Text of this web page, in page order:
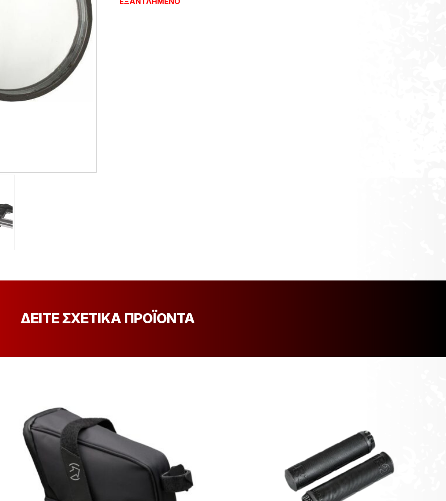
ΔΕΙΤΕ ΣΧΕΤΙΚΑ ΠΡΟΪΟΝΤΑ